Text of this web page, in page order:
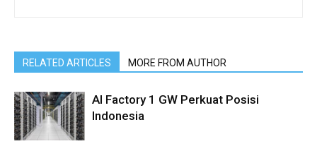
RELATED ARTICLES MORE FROM AUTHOR
AI Factory 1 GW Perkuat Posisi
Indonesia